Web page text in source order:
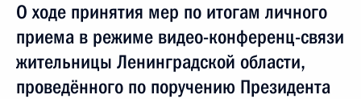
О ходе принятия мер по итогам личного
приема в режиме видео-конференц-связи
жительницы Ленинградской области,
проведённого по поручению Президента